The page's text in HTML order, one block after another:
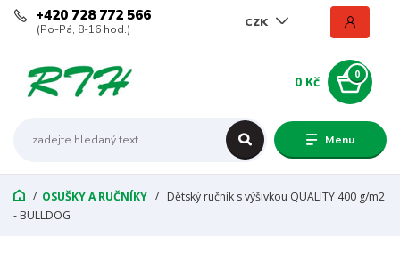
Menu
CZK
+420 728 772 566
(Po-Pá, 8-16 hod.)
0
0 Kč
OSUŠKY A RUČNÍKY
Dětský ručník s výšivkou QUALITY 400 g/m2
- BULLDOG